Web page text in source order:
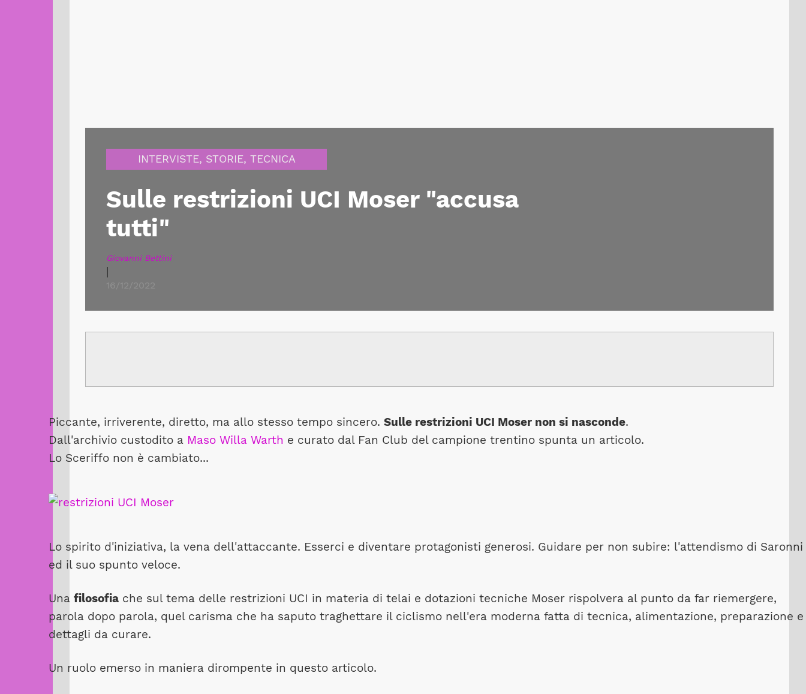
INTERVISTE, STORIE, TECNICA
Sulle restrizioni UCI Moser "accusa
tutti"
Giovanni Bettini
|
16/12/2022
Piccante, irriverente, diretto, ma allo stesso tempo sincero. Sulle restrizioni UCI Moser non si nasconde.
Dall'archivio custodito a Maso Willa Warth e curato dal Fan Club del campione trentino spunta un articolo.
Lo Sceriffo non è cambiato...
Lo spirito d'iniziativa, la vena dell'attaccante. Esserci e diventare protagonisti generosi. Guidare per non subire: l'attendismo di Saronni
ed il suo spunto veloce.
Una filosofiache sul tema delle restrizioni UCI in materia di telai e dotazioni tecniche Moser rispolvera al punto da far riemergere,
parola dopo parola, quel carisma che ha saputo traghettare il ciclismo nell'era moderna fatta di tecnica, alimentazione, preparazione e
dettagli da curare.
Un ruolo emerso in maniera dirompente in questo articolo.